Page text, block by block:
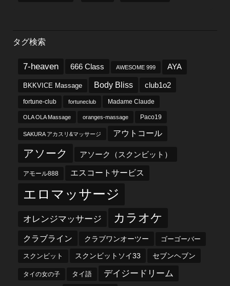
タグ検索
7-heaven 666 Class AWESOME 999 AYA
BKKVICE Massage Body Bliss club1o2
fortune-club fortuneclub Madame Claude
OLA OLA Massage oranges-massage Paco19
SAKURA アカスリ&マッサージ アウトコール
アソーク アソーク（スクンビット）
アモール888 エスコートサービス
エロマッサージ
オレンジマッサージ カラオケ
クラブライン クラブワンオーツー ゴーゴーバー
スクンビット スクンビットソイ33 セブンヘブン
タイの女の子 タイ語 デイジードリーム